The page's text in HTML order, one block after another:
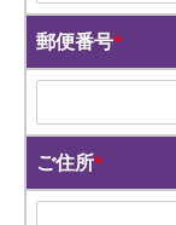
郵便番号*
ご住所*